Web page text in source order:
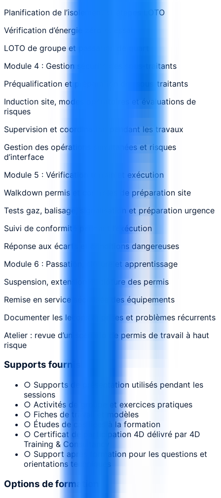
Planification de l’isolement et étapes LOTO
Vérification d’énergie zéro et essai
LOTO de groupe et passation de quart
Module 4 : Gestion sécurité des sous-traitants
Préqualification et préparation des sous-traitants
Induction site, modes opératoires et évaluations de
risques
Supervision et coordination pendant les travaux
Gestion des opérations simultanées et risques
d’interface
Module 5 : Vérification terrain et exécution
Walkdown permis et contrôles de préparation site
Tests gaz, balisage, signalisation et préparation urgence
Suivi de conformité pendant l’exécution
Réponse aux écarts et conditions dangereuses
Module 6 : Passation, clôture et apprentissage
Suspension, extension et clôture des permis
Remise en service sécurisée des équipements
Documenter les leçons apprises et problèmes récurrents
Atelier : revue d’un scénario de permis de travail à haut
risque
Supports fournis
○ Supports de présentation utilisés pendant les
sessions
○ Activités de groupe et exercices pratiques
○ Fiches de travail et modèles
○ Études de cas liées à la formation
○ Certificat de participation 4D délivré par 4D
Training & Consultancy
○ Support après formation pour les questions et
orientations techniques
Options de formation